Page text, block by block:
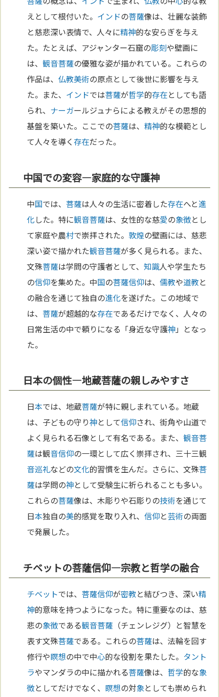
えとして根付いた。 インドの菩薩像は、壮麗な装飾
と慈悲深い表情で、人々に精神的な安らぎを与え
た。たとえば、アジャンター石窟の彫刻や壁画に
は、観音菩薩の優雅な姿が描かれている。これらの
作品は、仏教美術の原点として後世に影響を与え
た。また、 インドでは菩薩が哲学的存在としても語
られ、 ナーガールジュナらによる教えがその思想的
基盤を築いた。ここでの菩薩は、精神的な模範とし
て人々を導く存在だった。
中国での変容—家庭的な守護神
中国では、菩薩は人々の生活に密着した存在へと進
化した。特に観音菩薩は、女性的な慈愛の象徴とし
て家庭や農村で崇拝された。敦煌の壁画には、慈悲
深い姿で描かれた観音菩薩が多く見られる。また、
文殊菩薩は学問の守護者として、知識人や学生たち
の信仰を集めた。中国の菩薩信仰は、儒教や道教と
の融合を通じて独自の進化を遂げた。この地域で
は、菩薩が超越的な存在であるだけでなく、人々の
日常生活の中で頼りになる「身近な守護神」となっ
た。
日本の個性—地蔵菩薩の親しみやすさ
日本では、地蔵菩薩が特に親しまれている。地蔵
は、子どもの守り神として信仰され、街角や山道で
よく見られる石像として有名である。また、観音菩
薩は観音信仰の一環として広く崇拝され、三十三観
音巡礼などの文化的習慣を生んだ。さらに、文殊菩
薩は学問の神として受験生に祈られることも多い。
これらの菩薩像は、木彫りや石彫りの技術を通じて
日本独自の美的感覚を取り入れ、信仰と芸術の両面
で発展した。
チベットの菩薩信仰—宗教と哲学の融合
チベットでは、菩薩信仰が密教と結びつき、深い精
神的意味を持つようになった。特に重要なのは、慈
悲の象徴である観音菩薩 （チェンレジグ）と智慧を
表す文殊菩薩である。これらの菩薩は、法輪を回す
修行や瞑想の中で中心的な役割を果たした。 タント
ラやマンダラの中に描かれる菩薩像は、 哲学的な象
徴としてだけでなく、 瞑想の対象としても崇められ